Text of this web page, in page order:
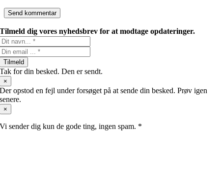
Tilmeld dig vores nyhedsbrev for at modtage opdateringer.
Tilmeld
Tak for din besked. Den er sendt.
×
Der opstod en fejl under forsøget på at sende din besked. Prøv igen
senere.
×
Vi sender dig kun de gode ting, ingen spam. *